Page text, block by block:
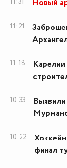
Новый
11:21
11:18
10:33
10:22
финал